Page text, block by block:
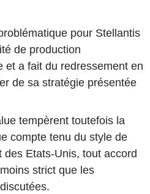
pour Stellantis
de production
et a fait du redressement en
de sa stratégie présentée
tempèrent toutefois la
compte tenu du style de
Etats-Unis, tout accord
strict que les